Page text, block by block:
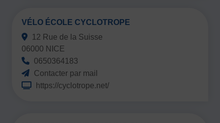
VÉLO ÉCOLE CYCLOTROPE
12 Rue de la Suisse
06000 NICE
0650364183
Contacter par mail
https://cyclotrope.net/